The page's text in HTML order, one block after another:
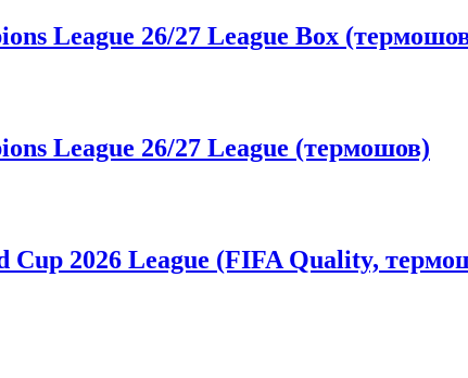
League 26/27 League Box
League 26/27 League (термошов)
2026 League (FIFA Quality,